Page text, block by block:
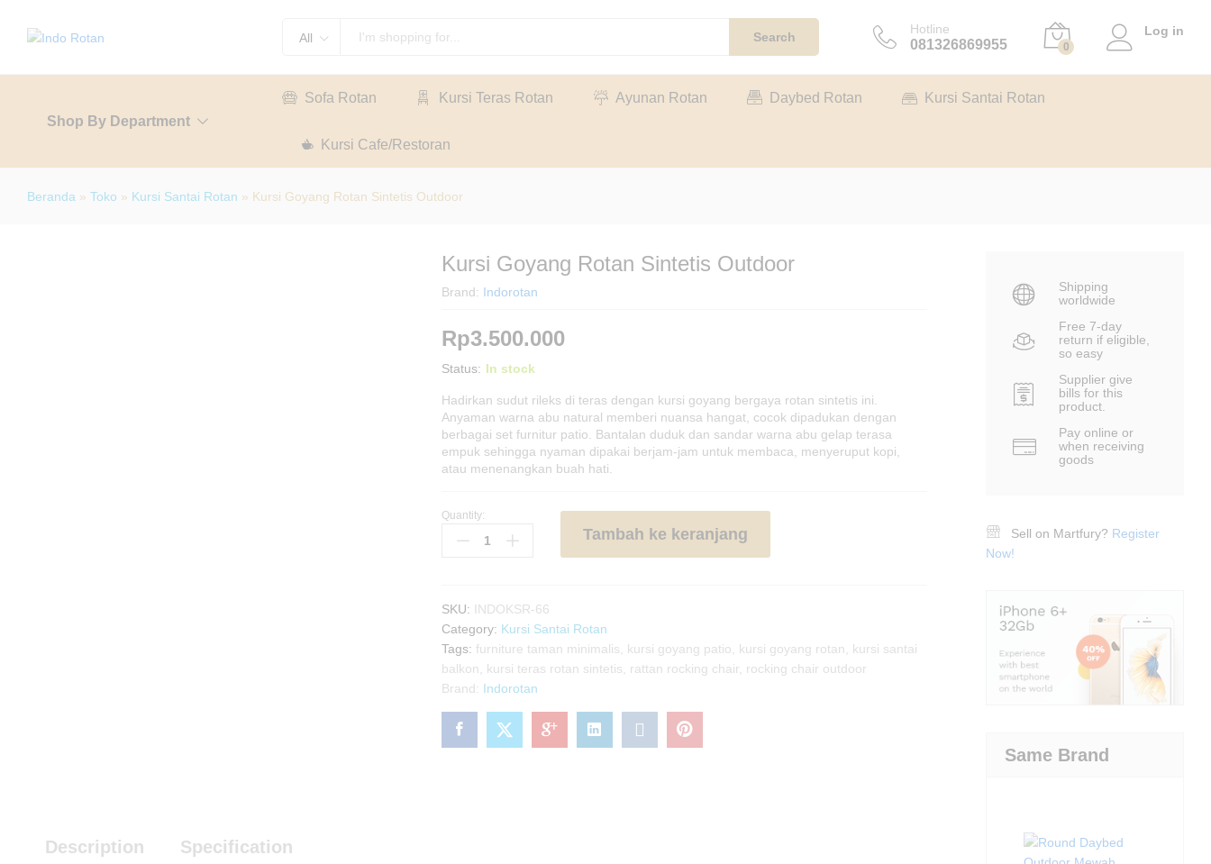
All Search
Hotline
081326869955 0
Log in
Shop By Department
Sofa Rotan Kursi Teras Rotan Ayunan Rotan Daybed Rotan Kursi Santai Rotan
Kursi Cafe/Restoran
Beranda » Toko » Kursi Santai Rotan » Kursi Goyang Rotan Sintetis Outdoor
Kursi Goyang Rotan Sintetis Outdoor
Brand: Indorotan
Rp3.500.000
Status: In stock
Hadirkan sudut rileks di teras dengan kursi goyang bergaya rotan sintetis ini.
Anyaman warna abu natural memberi nuansa hangat, cocok dipadukan dengan
berbagai set furnitur patio. Bantalan duduk dan sandar warna abu gelap terasa
empuk sehingga nyaman dipakai berjam-jam untuk membaca, menyeruput kopi,
atau menenangkan buah hati.
Kursi
Goyang
quantity
Quantity:
Tambah ke keranjang
SKU:
INDOKSR-66
Category: Kursi Santai Rotan
Tags: furniture taman minimalis kursi goyang patio kursi goyang rotan
kursi santai
balkon
kursi teras rotan sintetis rattan rocking chair, rocking chair outdoor
Brand: Indorotan
Description Specification
Shipping
worldwide
Free 7-day
return if eligible,
so easy
Supplier give
bills for this
product.
Pay online or
when receiving
goods
Sell on Martfury? Register
Now!
Same Brand